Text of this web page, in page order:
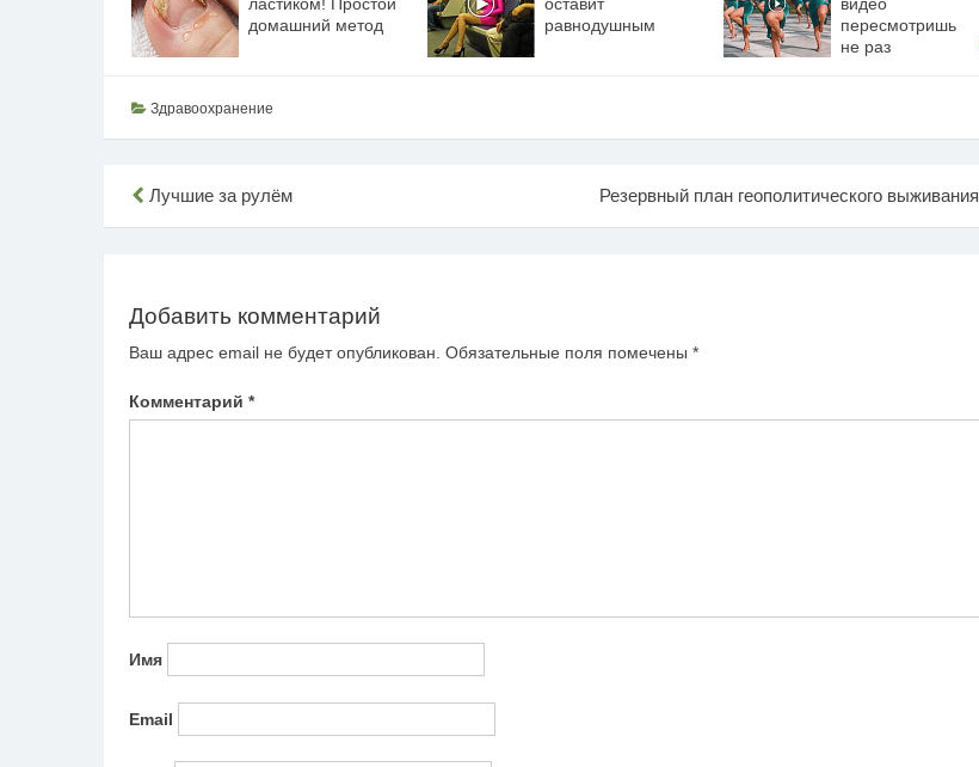
домашний метод
равнодушным
пересмотришь
не раз
Здравоохранение
Навигация
Лучшие за рулём Резервный план геополитического выживания
Добавить комментарий
Ваш адрес email не будет опубликован. Обязательные поля помечены *
Комментарий *
Имя
Email